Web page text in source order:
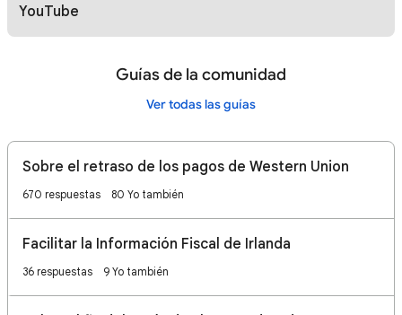
YouTube
Guías de la comunidad
Ver todas las guías
Sobre el retraso de los pagos de Western Union
670 respuestas 80 Yo también
Facilitar la Información Fiscal de Irlanda
36 respuestas 9 Yo también